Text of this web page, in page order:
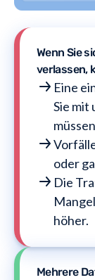
Wenn Sie
verlassen,
Eine
Sie mit
oder
Die
höher.
Mehrere